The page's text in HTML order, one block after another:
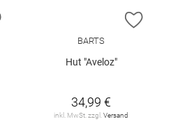
ZUR WUNSCHLISTE HINZUFÜGEN
ZUR
BARTS
Hut "Aveloz"
34,99 €
inkl. MwSt. zzgl. Versand